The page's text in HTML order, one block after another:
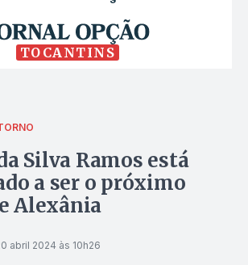
TOCANTINS
Silva Ramos está
a ser o próximo
Alexânia
abril 2024 às 10h26